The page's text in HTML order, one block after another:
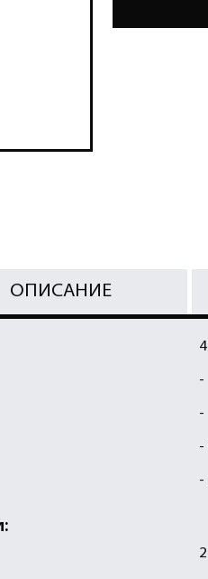
ОПИСАНИЕ
-
-
-
-